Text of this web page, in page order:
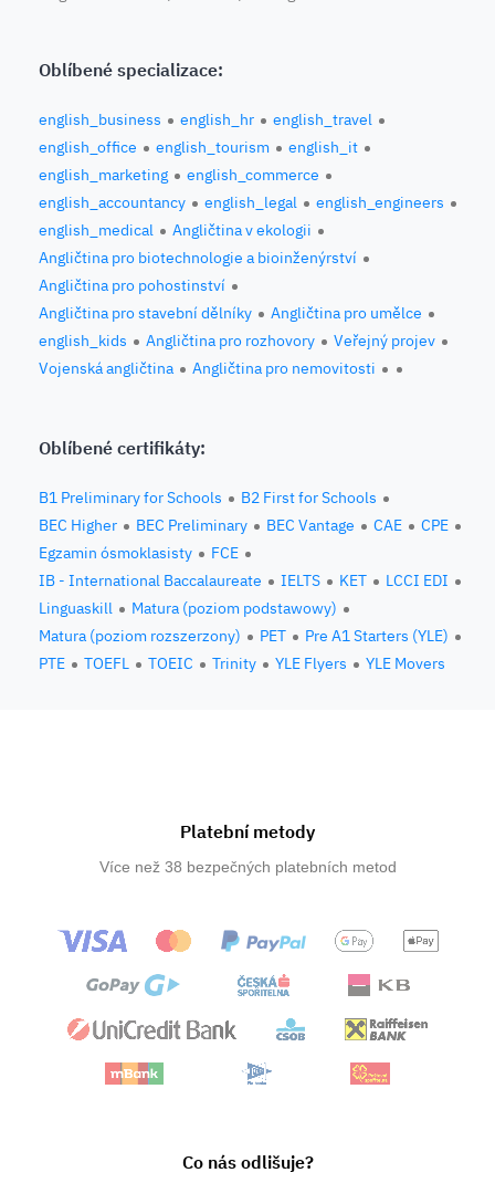
Oblíbené specializace:
english_business english_hr
english_travel
english_office
english_tourism
english_it
english_marketing
english_commerce
english_accountancy
english_legal
english_engineers
english_medical
Angličtina v ekologii
Angličtina pro biotechnologie a bioinženýrství
Angličtina pro pohostinství
Angličtina pro stavební dělníky
Angličtina pro umělce
english_kids
Angličtina pro rozhovory
Veřejný projev
Vojenská angličtina
Angličtina pro nemovitosti
Oblíbené certifikáty:
B1 Preliminary for Schools
B2 First for Schools
BEC Higher
BEC Preliminary BEC Vantage CAE
CPE
Egzamin ósmoklasisty
FCE
IB - International Baccalaureate
IELTS KET
LCCI EDI
Linguaskill
Matura (poziom podstawowy)
Matura (poziom rozszerzony)
PET
Pre A1 Starters (YLE)
PTE
TOEFL TOEIC Trinity YLE Flyers YLE Movers
Platební metody
Více než 38 bezpečných platebních metod
Co nás odlišuje?